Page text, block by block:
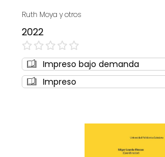
Ruth Moya y otros
2022
0%
Impreso bajo demanda
Impreso